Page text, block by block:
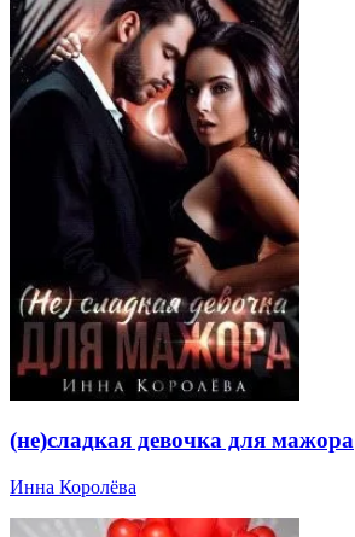
(не)сладкая девочка для мажора
Инна Королёва